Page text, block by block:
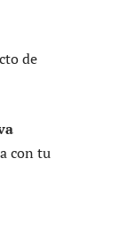
de
con tu